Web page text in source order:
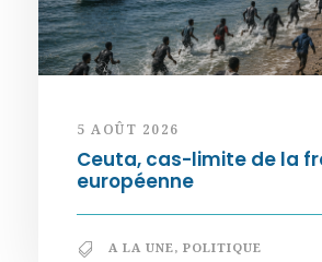
5 AOÛT 2026
Ceuta, cas-limite de la
européenne
A LA UNE, POLITIQUE